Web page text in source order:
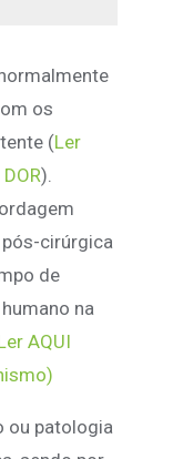
os
(Ler
).
cirúrgica
de
na
AQUI
ou patologia